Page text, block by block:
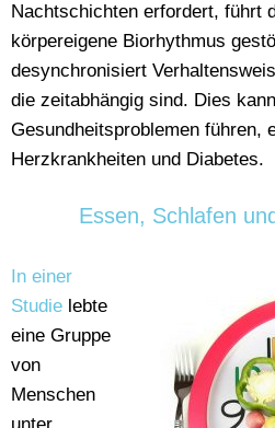
Nachtschichten erfordert, führt
körpereigene Biorhythmus
desynchronisiert
die zeitabhängig sind. Dies
Gesundheitsproblemen führen,
Herzkrankheiten und Diabetes.
Essen, Schlafen
In einer
Studie lebte
eine Gruppe
von
Menschen